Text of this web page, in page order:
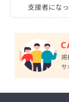
支援者にな